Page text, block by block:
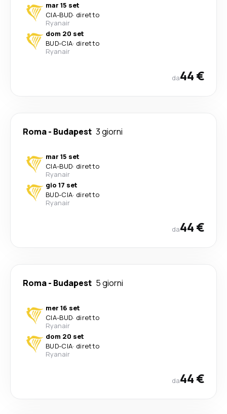
mar 15 set
CIA-BUD· diretto
Ryanair
dom 20 set
BUD-CIA· diretto
Ryanair
da44 €
Roma- Budapest 3 giorni
mar 15 set
CIA-BUD· diretto
Ryanair
gio 17 set
BUD-CIA· diretto
Ryanair
da44 €
Roma- Budapest 5 giorni
mer 16 set
CIA-BUD· diretto
Ryanair
dom 20 set
BUD-CIA· diretto
Ryanair
da44 €